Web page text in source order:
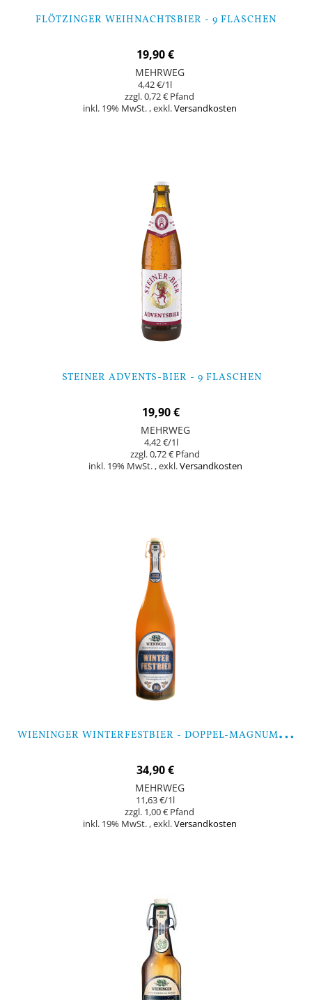
FLÖTZINGER WEIHNACHTSBIER - 9 FLASCHEN
19,90 €
MEHRWEG
4,42 €/1l
0,72 €
inkl. 19% MwSt. ,exkl.Versandkosten
STEINER ADVENTS-BIER - 9 FLASCHEN
19,90 €
MEHRWEG
4,42 €/1l
0,72 €
inkl. 19% MwSt. ,exkl.Versandkosten
W
IENINGER WINTERFESTBIER - DOPPEL-MAGNUM 3 LITER
34,90 €
MEHRWEG
11,63 €/1l
1,00 €
inkl. 19% MwSt. ,exkl.Versandkosten